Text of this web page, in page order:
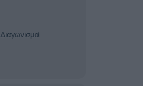
Διαγωνισμοί